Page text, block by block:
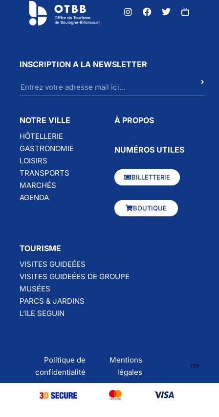
INSCRIPTION A LA NEWSLETTER
NOTRE VILLE
HÔTELLERIE
GASTRONOMIE
LOISIRS
TRANSPORTS
MARCHÉS
AGENDA
À PROPOS
NUMÉROS UTILES
BILLETTERIE
BOUTIQUE
TOURISME
VISITES GUIDEÉES
VISITES GUIDEÉES DE GROUPE
MUSÉES
PARCS & JARDINS
L’ILE SEGUIN
Politique de
confidentialité
Mentions
légales
CGV